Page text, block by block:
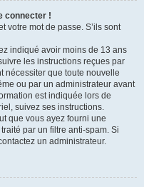
connecter !
votre mot de passe. S’ils sont
indiqué avoir moins de 13 ans
les instructions reçues par
nécessiter que toute nouvelle
ou par un administrateur avant
est indiquée lors de
suivez ses instructions.
que vous ayez fourni une
par un filtre anti-spam. Si
un administrateur.